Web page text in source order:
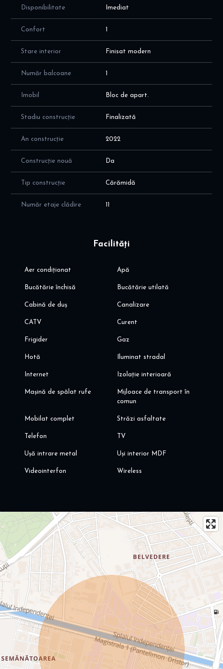
Disponibilitate Imediat
Confort 1
Stare interior Finisat modern
Număr balcoane 1
Imobil Bloc de apart.
Stadiu construcție Finalizată
An construcție 2022
Construcție nouă Da
Tip construcție Cărămidă
Număr etaje clădire 11
Facilități
Aer condiționat Apă
Bucătărie închisă Bucătărie utilată
Cabină de duș Canalizare
CATV Curent
Frigider Gaz
Hotă Iluminat stradal
Internet Izolație interioară
Mașină de spălat rufe
Mijloace de transport în
comun
Mobilat complet Străzi asfaltate
Telefon TV
Ușă intrare metal Uși interior MDF
Videointerfon Wireless